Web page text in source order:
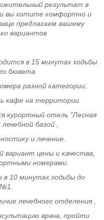
результат в
вы хотите комфортно и
предлагаем вашему
вариантов
в 15 минутах ходьбы
бювета.
разной категории.
кафе на территории.
курортный отель "Лесная
базой ,
и лечение.
вариант цены и качества,
номерами.
в 10 минутах ходьбы до
лечебного отделения ,
врача, пройти